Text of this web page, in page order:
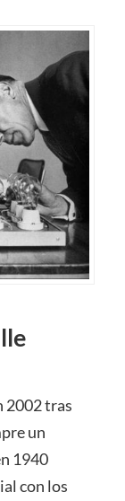
2002 tras
un
1940
con los